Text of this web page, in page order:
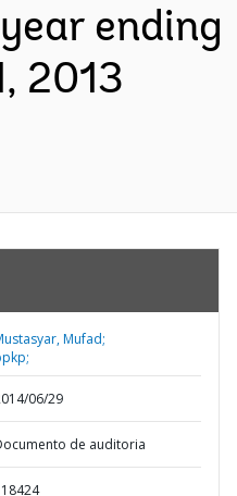
ending
2013
Mufad;
06/29
de auditoria